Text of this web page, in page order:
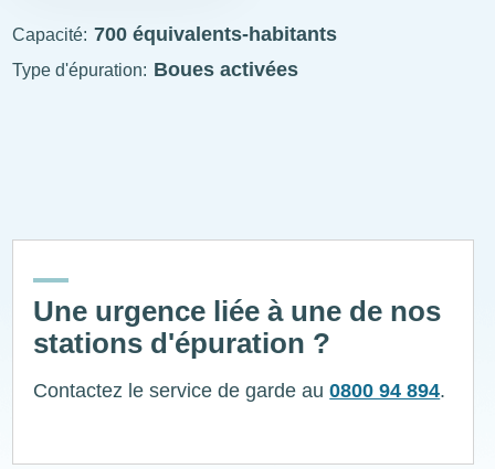
visitable
Capacité 700 équivalents-habitants
Type d'épuration Boues activées
Une urgence liée à une de nos
stations d'épuration ?
Contactez le service de garde au0800 94 894.